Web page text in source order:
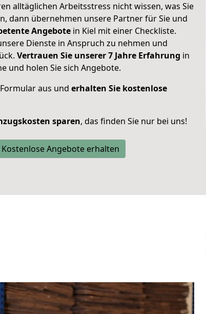
alltäglichen Arbeitsstress nicht wissen, was Sie
dann übernehmen unsere Partner für Sie und
Angebote in Kiel mit einer Checkliste.
Dienste in Anspruch zu nehmen und
Vertrauen Sie unserer 7 Jahre Erfahrung in
und holen Sie sich Angebote.
aus und erhalten Sie kostenlose
sparen, das finden Sie nur bei uns!
Kostenlose Angebote erhalten